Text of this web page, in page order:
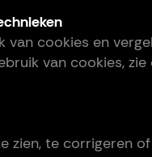
van cookies en
van cookies,
zien, te corrigeren